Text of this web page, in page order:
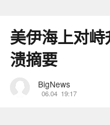
美伊海上对
溃摘要
BigNews
06.04 19:17